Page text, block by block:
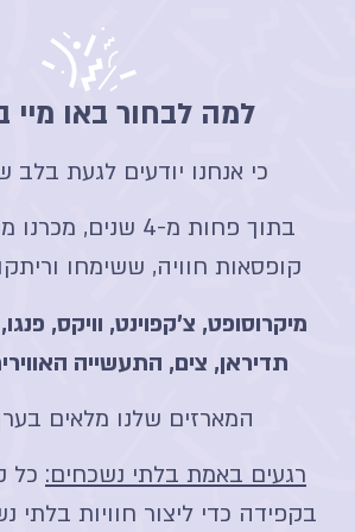
למה לבחור באו מיי
כי אנחנו יודעים לגעת בלב
קופסאות חוויה, ששימחו
מיקרוסופט, צ'קפוינט, וויקס,
תדיראן, צים, התעשייה
המארזים שלנו מלאים
רגעים באמת בלתי נשכחים: כל
בקפידה כדי ליצור חוויות בלתי